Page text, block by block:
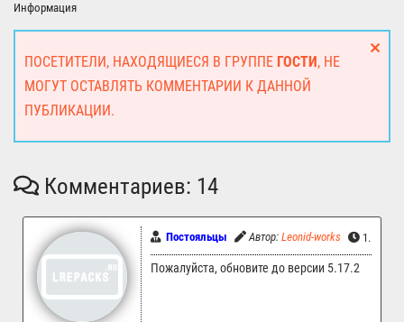
Информация
ПОСЕТИТЕЛИ, НАХОДЯЩИЕСЯ В ГРУППЕ ГОСТИ, НЕ
МОГУТ ОСТАВЛЯТЬ КОММЕНТАРИИ К ДАННОЙ
ПУБЛИКАЦИИ.
Комментариев: 14
Постояльцы Автор: Leonid-works
Пожалуйста, обновите до версии 5.17.2